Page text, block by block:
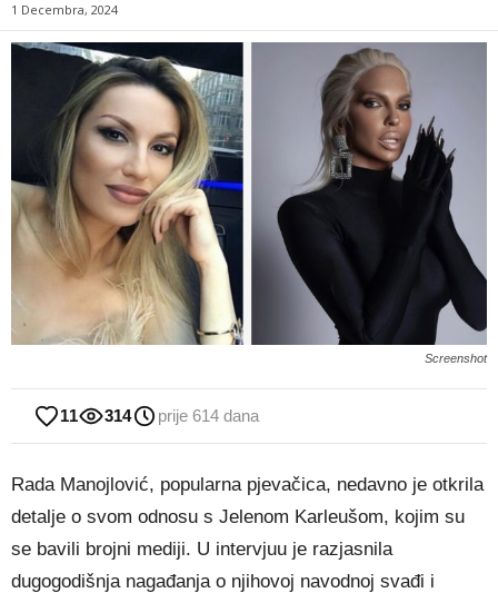
1 Decembra, 2024
Screenshot
11 314 prije 614 dana
Rada Manojlović, popularna pjevačica, nedavno je otkrila
detalje o svom odnosu s Jelenom Karleušom, kojim su
se bavili brojni mediji. U intervjuu je razjasnila
dugogodišnja nagađanja o njihovoj navodnoj svađi i